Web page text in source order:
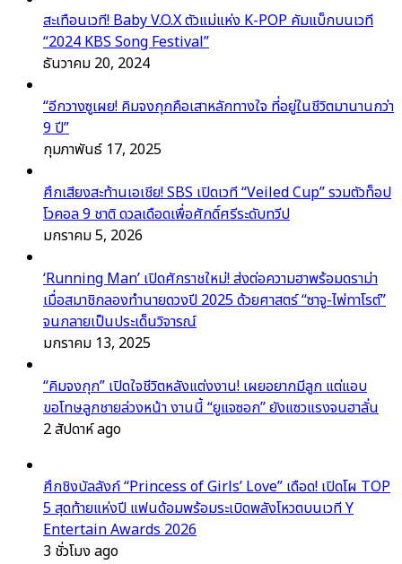
สะเทือนเวที! Baby V.O.X ตัวแม่แห่ง K-POP คัมแบ็กบนเวที
“2024 KBS Song Festival”
ธันวาคม 20, 2024
“อีกวางซูเผย! คิมจงกุกคือเสาหลักทางใจ ที่อยู่ในชีวิตมานานกว่า
9 ปี”
กุมภาพันธ์ 17, 2025
ศึกเสียงสะท้านเอเชีย! SBS เปิดเวที “Veiled Cup” รวมตัวท็อป
โวคอล 9 ชาติ ดวลเดือดเพื่อศักดิ์ศรีระดับทวีป
มกราคม 5, 2026
‘Running Man’ เปิดศักราชใหม่! ส่งต่อความฮาพร้อมดราม่า
เมื่อสมาชิกลองทำนายดวงปี 2025 ด้วยศาสตร์ “ซาจู-ไพ่ทาโรต์”
จนกลายเป็นประเด็นวิจารณ์
มกราคม 13, 2025
“คิมจงกุก” เปิดใจชีวิตหลังแต่งงาน! เผยอยากมีลูก แต่แอบ
ขอโทษลูกชายล่วงหน้า งานนี้ “ยูแจซอก” ยังแซวแรงจนฮาลั่น
2 สัปดาห์ ago
ศึกชิงบัลลังก์ “Princess of Girls’ Love” เดือด! เปิดโผ TOP
5 สุดท้ายแห่งปี แฟนด้อมพร้อมระเบิดพลังโหวตบนเวที Y
Entertain Awards 2026
3 ชั่วโมง ago